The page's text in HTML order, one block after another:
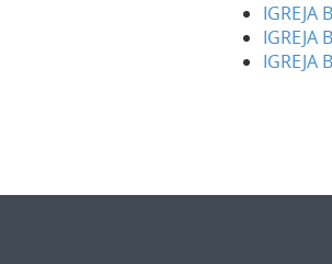
IGREJA
IGREJA
IGREJA